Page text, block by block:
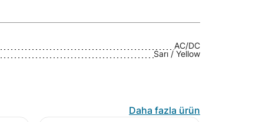
AC/DC
Sarı / Yellow
Daha fazla ürün